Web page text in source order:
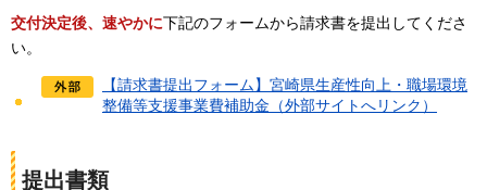
交付決定後、速やかに下記のフォームから請求書を提出してくださ
い。
【請求書提出フォーム】宮崎県生産性向上・職場環境
整備等支援事業費補助金（外部サイトへリンク）
提出書類